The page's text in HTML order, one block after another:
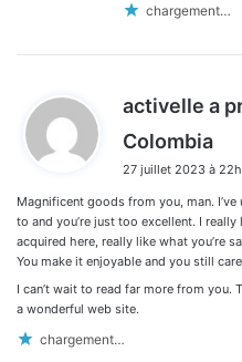
chargement…
activelle a
Colombia
t
:
27 juillet 2023 à
Magnificent goods from you, man.
to and you’re just too excellent. I really
acquired here, really like what you’re
You make it enjoyable and you still
I can’t wait to read far more from you.
a wonderful web site.
chargement…